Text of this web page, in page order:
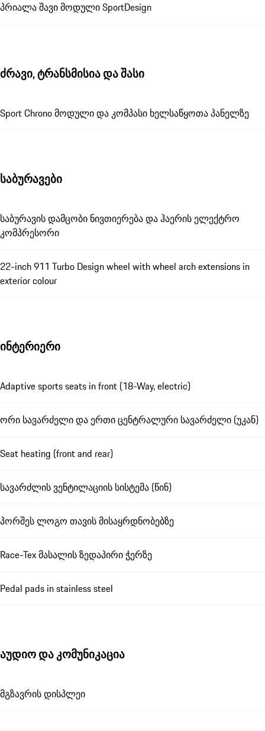
პრიალა შავი მოდული SportDesign
ძრავი, ტრანსმისია და შასი
Sport Chrono მოდული და კომპასი ხელსაწყოთა პანელზე
საბურავები
საბურავის დამცობი ნივთიერება და ჰაერის ელექტრო
კომპრესორი
22-inch 911 Turbo Design wheel with wheel arch extensions in
exterior colour
ინტერიერი
Adaptive sports seats in front (18-Way, electric)
ორი სავარძელი და ერთი ცენტრალური სავარძელი (უკან)
Seat heating (front and rear)
სავარძლის ვენტილაციის სისტემა (წინ)
პორშეს ლოგო თავის მისაყრდნობებზე
Race-Tex მასალის ზედაპირი ჭერზე
Pedal pads in stainless steel
აუდიო და კომუნიკაცია
მგზავრის დისპლეი